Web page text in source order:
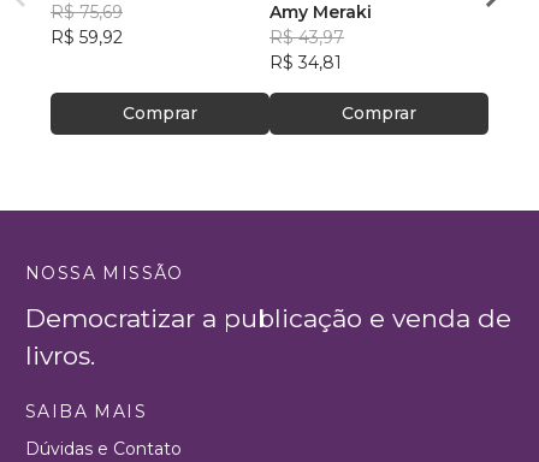
Leopoldino Rodrigues
R$ 75,69
R$ 59,92
Comprar
Amy Meraki
R$ 43,97
R$ 34,81
Comprar
R$
NOSSA MISSÃO
Democratizar a publicação e venda de
livros.
SAIBA MAIS
Dúvidas e Contato